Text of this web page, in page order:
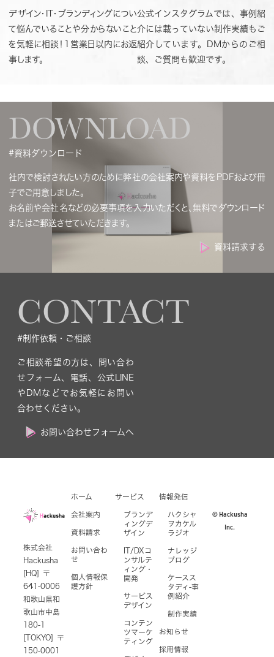
デザイン・IT・ブランディングについ
て悩んでいることや分からないこと
を気軽に相談！1営業日以内にお返
事します。
公式インスタグラムでは、事例紹
介には載っていない制作実績もご
紹介しています。DMからのご相
談、ご質問も歓迎です。
DOWNLOAD
#資料ダウンロード
社内で検討されたい方のために弊社の会社案内や資料をPDFおよび冊
子でご用意しました。
お名前や会社名などの必要事項を入力いただくと、無料でダウンロード
またはご郵送させていただきます。
資料請求する
CONTACT
#制作依頼・ご相談
ご相談希望の方は、問い合わ
せフォーム、電話、公式LINE
やDMなどでお気軽にお問い
合わせください。
お問い合わせフォームへ
株式会社
Hackusha
[HQ] 〒
641-0006
和歌山県和
歌山市中島
180-1
[TOKYO] 〒
150-0001
ホーム
会社案内
資料請求
お問い合わ
せ
個人情報保
護方針
サービス
ブランデ
ィングデ
ザイン
IT/DXコ
ンサルテ
ィング・
開発
サービス
デザイン
コンテン
ツマーケ
ティング
情報発信
ハクシャ
ヲカケル
ラジオ
ナレッジ
ブログ
ケースス
タディ-事
例紹介
制作実績
お知らせ
採用情報
© Hackusha
Inc.